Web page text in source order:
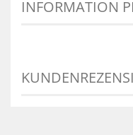
INFORMATION